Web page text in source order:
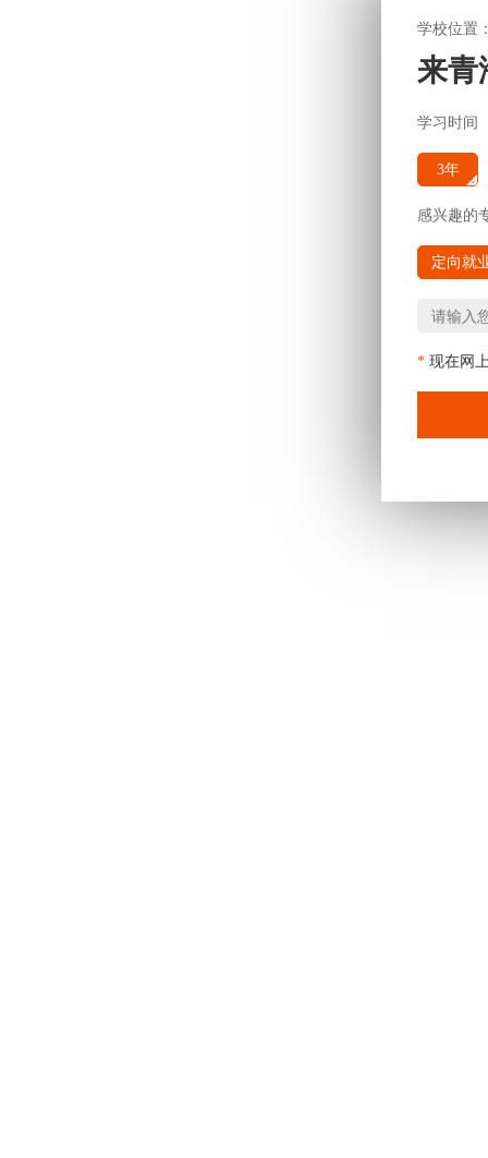
学校位置
来青
学习时间
3年
感兴趣的
定向就
* 现在网